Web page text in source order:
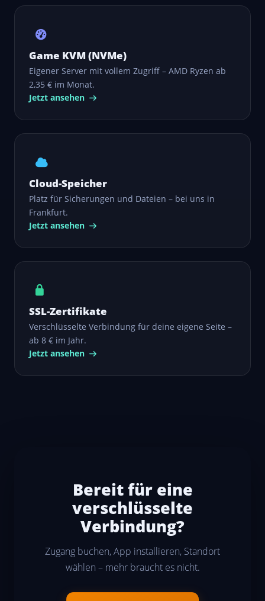
Game KVM (NVMe)
Eigener Server mit vollem Zugriff – AMD Ryzen ab
2,35 € im Monat.
Jetzt ansehen
Cloud-Speicher
Platz für Sicherungen und Dateien – bei uns in
Frankfurt.
Jetzt ansehen
SSL-Zertifikate
Verschlüsselte Verbindung für deine eigene Seite –
ab 8 € im Jahr.
Jetzt ansehen
Bereit für eine
verschlüsselte
Verbindung?
Zugang buchen, App installieren, Standort
wählen – mehr braucht es nicht.